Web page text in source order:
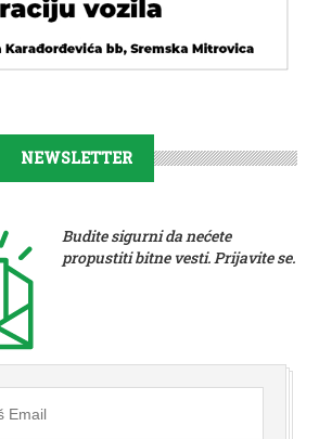
NEWSLETTER
Budite sigurni da nećete
propustiti bitne vesti. Prijavite se.